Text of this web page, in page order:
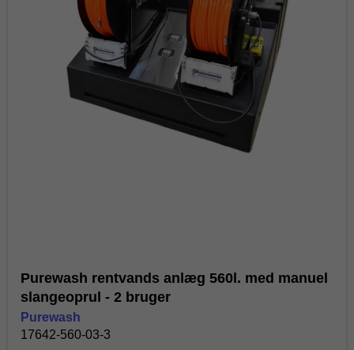
Purewash rentvands anlæg 560l. med manuel
slangeoprul - 2 bruger
Purewash
17642-560-03-3